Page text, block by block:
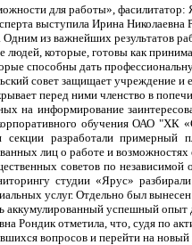
для работы»,
выступила Ирина
Одним из важнейших результатов
людей, которые, готовы как
способны дать
совет защищает учреждение и
перед ними членство в
на информирование
обучения ОАО
секции разработали
лиц о работе и возможностях
советов по независимой
студии «Ярус»
услуг. Отдельно был
аккумулированный успешный
Рондик отметила, что, судя по
вопросов и перейти на